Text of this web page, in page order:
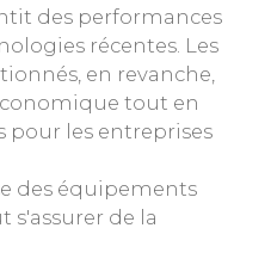
des performances
récentes. Les
en revanche,
tout en
pour les entreprises
des équipements
s'assurer de la